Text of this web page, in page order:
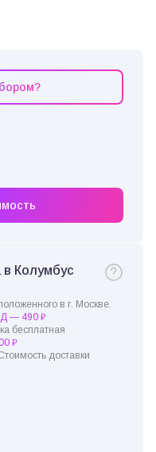
в Колумбус
в г. Москве.
— 490 ₽
бесплатная
₽
доставки